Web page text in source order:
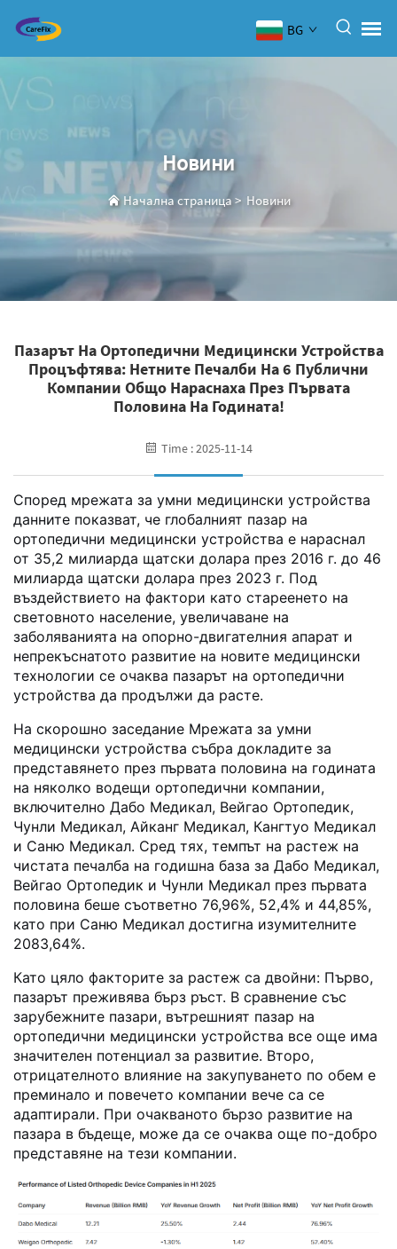
BG
Новини
Начална страница > Новини
Пазарът На Ортопедични Медицински Устройства
Процъфтява: Нетните Печалби На 6 Публични
Компании Общо Нараснаха През Първата
Половина На Годината!
Time : 2025-11-14
Според мрежата за умни медицински устройства
данните показват, че глобалният пазар на
ортопедични медицински устройства е нараснал
от 35,2 милиарда щатски долара през 2016 г. до 46
милиарда щатски долара през 2023 г. Под
въздействието на фактори като стареенето на
световното население, увеличаване на
заболяванията на опорно-двигателния апарат и
непрекъснатото развитие на новите медицински
технологии се очаква пазарът на ортопедични
устройства да продължи да расте.
На скорошно заседание Мрежата за умни
медицински устройства събра докладите за
представянето през първата половина на годината
на няколко водещи ортопедични компании,
включително Дабо Медикал, Вейгао Ортопедик,
Чунли Медикал, Айканг Медикал, Кангтуо Медикал
и Саню Медикал. Сред тях, темпът на растеж на
чистата печалба на годишна база за Дабо Медикал,
Вейгао Ортопедик и Чунли Медикал през първата
половина беше съответно 76,96%, 52,4% и 44,85%,
като при Саню Медикал достигна изумителните
2083,64%.
Като цяло факторите за растеж са двойни: Първо,
пазарът преживява бърз ръст. В сравнение със
зарубежните пазари, вътрешният пазар на
ортопедични медицински устройства все още има
значителен потенциал за развитие. Второ,
отрицателното влияние на закупуването по обем е
преминало и повечето компании вече са се
адаптирали. При очакваното бързо развитие на
пазара в бъдеще, може да се очаква още по-добро
представяне на тези компании.